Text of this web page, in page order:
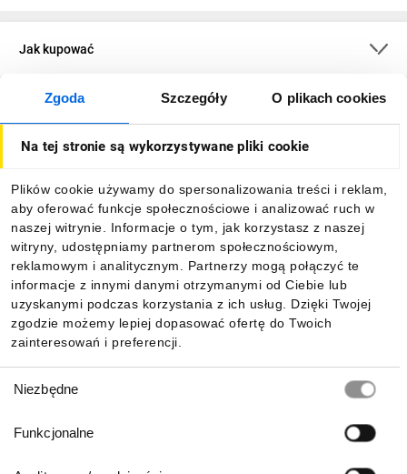
Zgoda Szczegóły O plikach cookies
Na tej stronie są wykorzystywane pliki cookie
Plików cookie używamy do spersonalizowania treści i reklam,
aby oferować funkcje społecznościowe i analizować ruch w
naszej witrynie. Informacje o tym, jak korzystasz z naszej
witryny, udostępniamy partnerom społecznościowym,
reklamowym i analitycznym. Partnerzy mogą połączyć te
informacje z innymi danymi otrzymanymi od Ciebie lub
uzyskanymi podczas korzystania z ich usług. Dzięki Twojej
zgodzie możemy lepiej dopasować ofertę do Twoich
zainteresowań i preferencji.
zgody
Niezbędne
Funkcjonalne
Jak kupować
O firmie
Informacje
Pobierz naszą aplikację mobilną: